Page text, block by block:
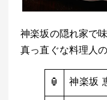
神楽坂の隠れ家で
真っ直ぐな料理人の
🏮 神楽坂